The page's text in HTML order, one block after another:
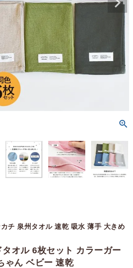
チ 泉州タオル 速乾 吸水 薄手 大きめ
オル 6枚セット カラーガー
ゃん ベビー 速乾